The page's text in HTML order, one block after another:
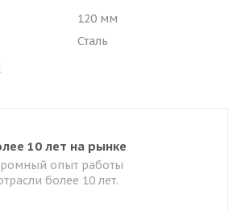
120 мм
Сталь
10 лет на рынке
опыт работы
более 10 лет.